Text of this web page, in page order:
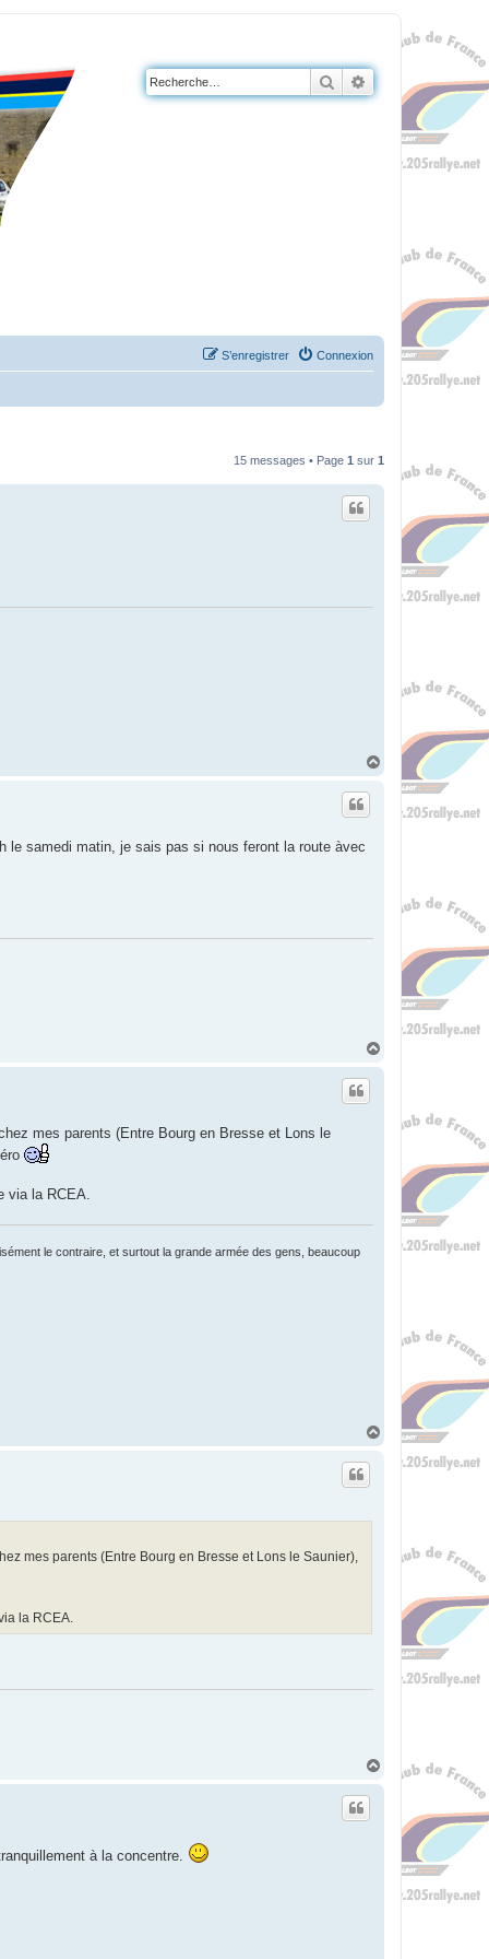
Rechercher
Recherche
Connexion
S’enregistrer
15 messages • Page 1 sur 1
le samedi matin, je sais pas si nous feront la route àvec
mes parents (Entre Bourg en Bresse et Lons le
via la RCEA.
le contraire, et surtout la grande armée des gens, beaucoup
mes parents (Entre Bourg en Bresse et Lons le Saunier),
la RCEA.
à la concentre.